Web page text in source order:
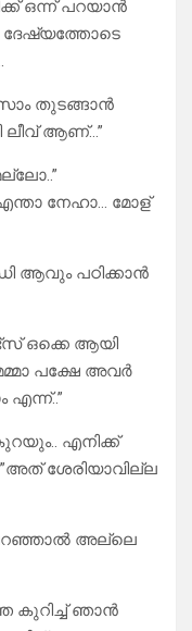
ഒന്ന് പറയാൻ
തുടങ്ങാൻ
ലീവ് ആണ്…”
നേഹാ… മോള്
ആവും പഠിക്കാൻ
ഒക്കെ ആയി
മമ്മാ പക്ഷേ അവർ
എന്ന്..”
എനിക്ക്
ശേരിയാവില്ല
പറഞ്ഞാൽ അല്ലെ
കുറിച്ച് ഞാൻ